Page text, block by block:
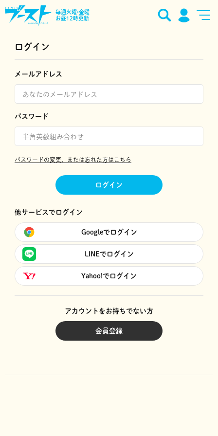
毎週火曜•金曜
お昼12時更新
ログイン
メールアドレス
パスワード
パスワードの変更、または忘れた方はこちら
ログイン
他サービスでログイン
Googleでログイン
LINEでログイン
Yahoo!でログイン
アカウントをお持ちでない方
会員登録